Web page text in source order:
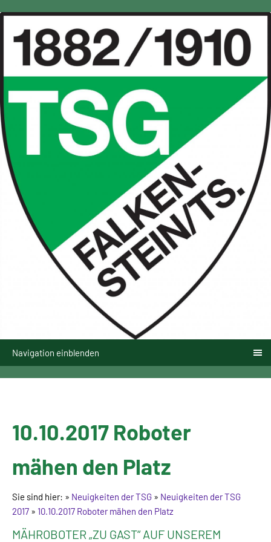
Navigation einblenden
10.10.2017 Roboter
mähen den Platz
Sie sind hier: » Neuigkeiten der TSG » Neuigkeiten der TSG
2017 » 10.10.2017 Roboter mähen den Platz
MÄHROBOTER „ZU GAST“ AUF UNSEREM